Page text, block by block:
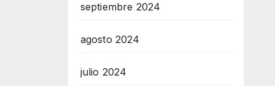
septiembre 2024
agosto 2024
julio 2024